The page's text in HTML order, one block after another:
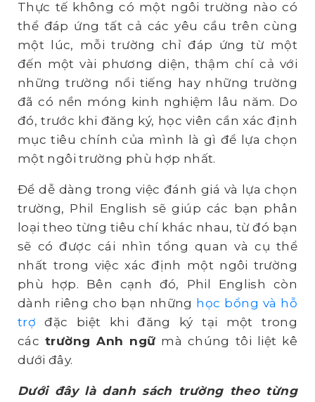
Thực tế không có một ngôi trường nào có
thể đáp ứng tất cả các yêu cầu trên cùng
một lúc, mỗi trường chỉ đáp ứng từ một
đến một vài phương diện, thậm chí cả với
những trường nổi tiếng hay những trường
đã có nền móng kinh nghiệm lâu năm. Do
đó, trước khi đăng ký, học viên cần xác định
mục tiêu chính của mình là gì để lựa chọn
một ngôi trường phù hợp nhất.
Để dễ dàng trong việc đánh giá và lựa chọn
trường, Phil English sẽ giúp các bạn phân
loại theo từng tiêu chí khác nhau, từ đó bạn
sẽ có được cái nhìn tổng quan và cụ thể
nhất trong việc xác định một ngôi trường
phù hợp. Bên cạnh đó, Phil English còn
dành riêng cho bạn những học bổng và hỗ
trợ đặc biệt khi đăng ký tại một trong
cáctrường Anh ngữ mà chúng tôi liệt kê
dưới đây.
Dưới đây là danh sách trường theo từng